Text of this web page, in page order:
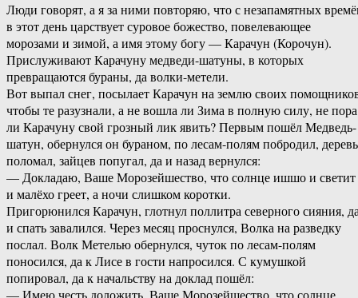
Люди говорят, а я за ними повторяю, что с незапамятных
в этот день царствует суровое божество, повелевающее
морозами и зимой, а имя этому богу — Карачун (Корочун).
Прислуживают Карачуну медведи-шатуны, в которых
превращаются бураны, да волки-метели.
Вот выпал снег, посылает Карачун на землю своих
чтобы те разузнали, а не вошла ли Зима в полную силу, не пора
ли Карачуну свой грозный лик явить? Первым пошёл Медведь-
шатун, обернулся он бураном, по лесам-полям побродил,
поломал, зайцев попугал, да и назад вернулся:
— Докладаю, Ваше Морозейшество, что солнце ишшо и светит
и малёхо греет, а ночи слишком коротки.
Пригорюнился Карачун, глотнул поллитра северного сияния,
и спать завалился. Через месяц проснулся, Волка на разведку
послал. Волк Метелью обернулся, чуток по лесам-полям
поносился, да к Лисе в гости напросился. С кумушкой
попировал, да к начальству на доклад пошёл: